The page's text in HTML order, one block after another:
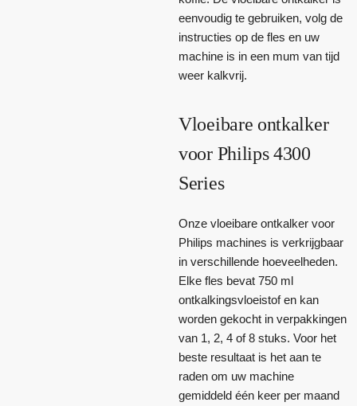
eenvoudig te gebruiken, volg de
instructies op de fles en uw
machine is in een mum van tijd
weer kalkvrij.
Vloeibare ontkalker
voor Philips 4300
Series
Onze vloeibare ontkalker voor
Philips machines is verkrijgbaar
in verschillende hoeveelheden.
Elke fles bevat 750 ml
ontkalkingsvloeistof en kan
worden gekocht in verpakkingen
van 1, 2, 4 of 8 stuks. Voor het
beste resultaat is het aan te
raden om uw machine
gemiddeld één keer per maand